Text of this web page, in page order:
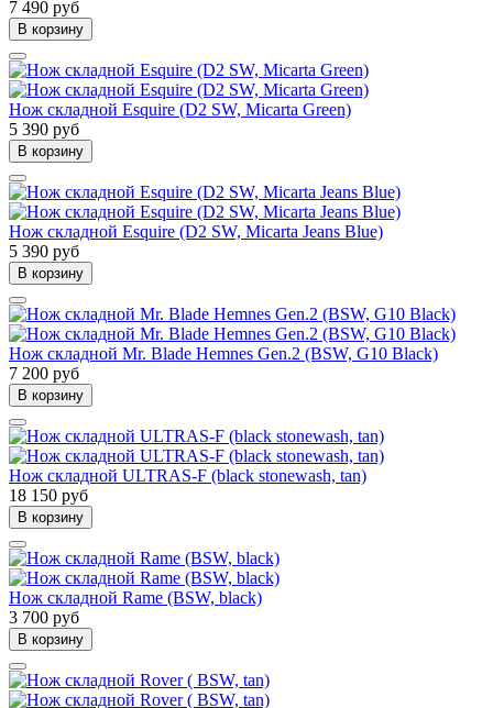
7 490 руб
В корзину
Нож складной Esquire (D2 SW, Micarta Green)
5 390 руб
В корзину
Нож складной Esquire (D2 SW, Micarta Jeans Blue)
5 390 руб
В корзину
Нож складной Mr. Blade Hemnes Gen.2 (BSW, G10 Black)
7 200 руб
В корзину
Нож складной ULTRAS-F (black stonewash, tan)
18 150 руб
В корзину
Нож складной Rame (BSW, black)
3 700 руб
В корзину